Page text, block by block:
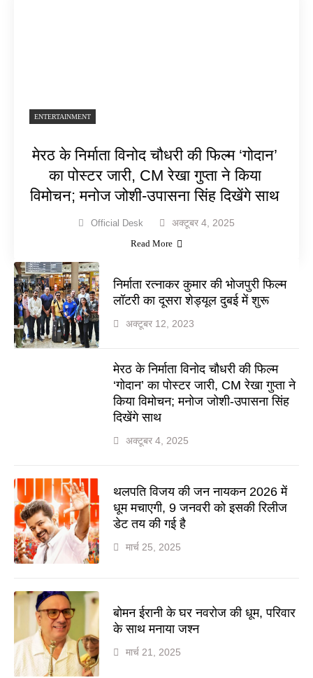
ENTERTAINMENT
मेरठ के निर्माता विनोद चौधरी की फिल्म ‘गोदान’
का पोस्टर जारी, CM रेखा गुप्ता ने किया
विमोचन; मनोज जोशी-उपासना सिंह दिखेंगे साथ
Official Desk अक्टूबर 4, 2025
Read More
निर्माता रत्नाकर कुमार की भोजपुरी फिल्म
लॉटरी का दूसरा शेड्यूल दुबई में शुरू
अक्टूबर 12, 2023
मेरठ के निर्माता विनोद चौधरी की फिल्म
‘गोदान’ का पोस्टर जारी, CM रेखा गुप्ता ने
किया विमोचन; मनोज जोशी-उपासना सिंह
दिखेंगे साथ
अक्टूबर 4, 2025
थलपति विजय की जन नायकन 2026 में
धूम मचाएगी, 9 जनवरी को इसकी रिलीज
डेट तय की गई है
मार्च 25, 2025
बोमन ईरानी के घर नवरोज की धूम, परिवार
के साथ मनाया जश्न
मार्च 21, 2025